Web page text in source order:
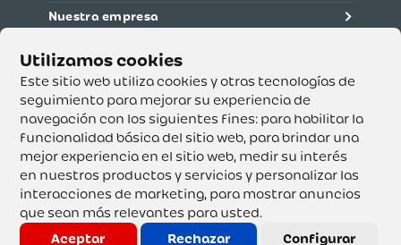
Este sitio web utiliza cookies y otras tecnologías de
seguimiento para mejorar su experiencia de
navegación con los siguientes fines: para habilitar la
funcionalidad básica del sitio web, para brindar una
mejor experiencia en el sitio web, medir su interés
en nuestros productos y servicios y personalizar las
interacciones de marketing, para mostrar anuncios
que sean más relevantes para usted.
Aceptar
Rechazar Configurar
Nuestra empresa
Supertiendas y Drogería Olímpica S.A. - Nit 890.107.487 -
Dirección de notificación: Calle 53 No. 46-192 local 3-01
Teléfono: 3232540999 - Correo:
servicioalcliente@olimpica.com.co
Copyright o Actualización 2023 OLÍMPICA S.A. Derechos
Reservados.